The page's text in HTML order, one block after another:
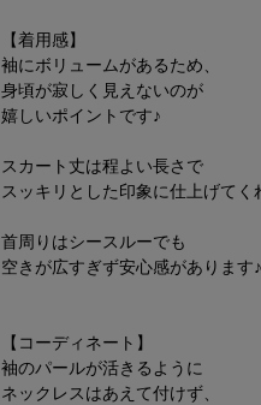
【着用感】
袖にボリュームがあるため、
身頃が寂しく見えないのが
嬉しいポイントです♪
スカート丈は程よい長さで
スッキリとした印象に仕上げてく
首周りはシースルーでも
空きが広すぎず安心感があります♪
【コーディネート】
袖のパールが活きるように
ネックレスはあえて付けず、